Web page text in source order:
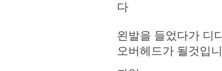
다
왼발을 들었다가 디
오버헤드가 될것입